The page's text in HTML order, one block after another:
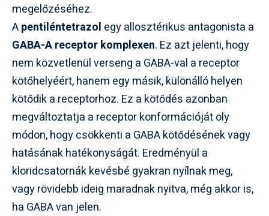
megelőzéséhez.
Apentiléntetrazol egy allosztérikus antagonista a
GABA-A receptor komplexen. Ez azt jelenti, hogy
nem közvetlenül verseng a GABA-val a receptor
kötőhelyéért, hanem egy másik, különálló helyen
kötődik a receptorhoz. Ez a kötődés azonban
megváltoztatja a receptor konformációját oly
módon, hogy csökkenti a GABA kötődésének vagy
hatásának hatékonyságát. Eredményül a
kloridcsatornák kevésbé gyakran nyílnak meg,
vagy rövidebb ideig maradnak nyitva, még akkor is,
ha GABA van jelen.